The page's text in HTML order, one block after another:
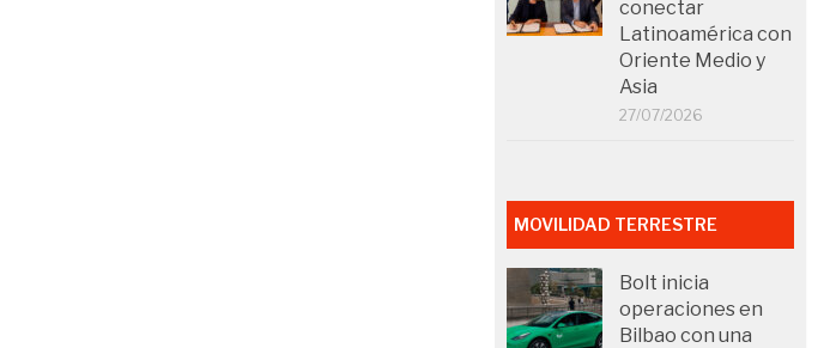
conectar
Latinoamérica con
Oriente Medio y
Asia
27/07/2026
MOVILIDAD TERRESTRE
Bolt inicia
operaciones en
Bilbao con una